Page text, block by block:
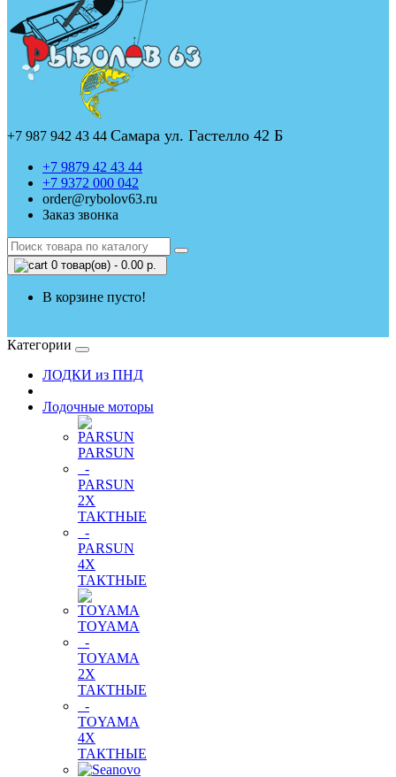
+7 987 942 43 44 Самара ул. Гастелло 42 Б
+7 9879 42 43 44
+7 9372 000 042
order@rybolov63.ru
Заказ звонка
0 товар(ов) - 0.00 р.
В корзине пусто!
Категории
ЛОДКИ из ПНД
Лодочные моторы
PARSUN
-
PARSUN
2Х
ТАКТНЫЕ
-
PARSUN
4Х
ТАКТНЫЕ
TOYAMA
-
TOYAMA
2Х
ТАКТНЫЕ
-
TOYAMA
4Х
ТАКТНЫЕ